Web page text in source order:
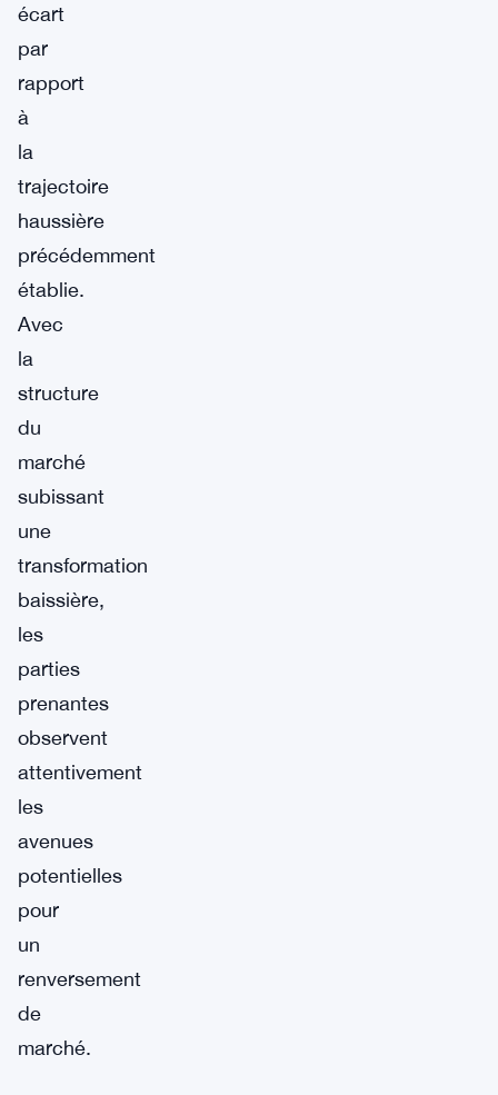
écart
par
rapport
à
la
trajectoire
haussière
précédemment
établie.
Avec
la
structure
du
marché
subissant
une
transformation
baissière,
les
parties
prenantes
observent
attentivement
les
avenues
potentielles
pour
un
renversement
de
marché.